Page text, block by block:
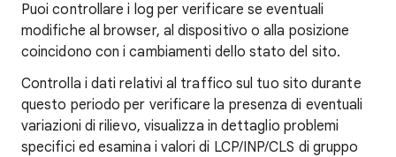
Puoi controllare i log per verificare se eventuali
modifiche al browser, al dispositivo o alla posizione
coincidono con i cambiamenti dello stato del sito.
Controlla i dati relativi al traffico sul tuo sito durante
questo periodo per verificare la presenza di eventuali
variazioni di rilievo, visualizza in dettaglio problemi
specifici ed esamina i valori di LCP/INP/CLS di gruppo